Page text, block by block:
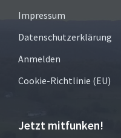
Impressum
Datenschutzerklärung
Anmelden
Cookie-Richtlinie (EU)
Jetzt mitfunken!